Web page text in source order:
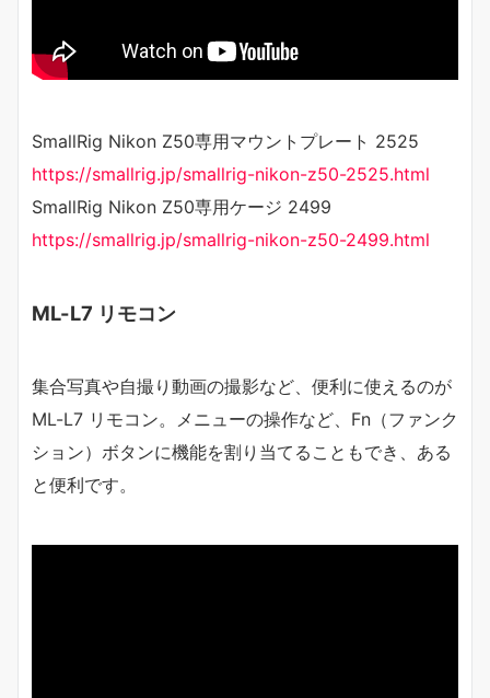
SmallRig Nikon Z50専用マウントプレート 2525
https://smallrig.jp/smallrig-nikon-z50-2525.html
SmallRig Nikon Z50専用ケージ 2499
https://smallrig.jp/smallrig-nikon-z50-2499.html
ML-L7 リモコン
集合写真や自撮り動画の撮影など、便利に使えるのが
ML-L7 リモコン。メニューの操作など、Fn（ファンク
ション）ボタンに機能を割り当てることもでき、ある
と便利です。